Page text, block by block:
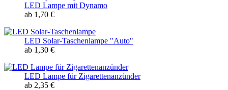
LED Lampe mit Dynamo
ab 1,70 €
LED Solar-Taschenlampe "Auto"
ab 1,30 €
LED Lampe für Zigarettenanzünder
ab 2,35 €